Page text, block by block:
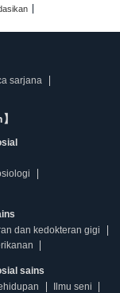
sarjana
dan kedokteran gigi
sains
Ilmu seni